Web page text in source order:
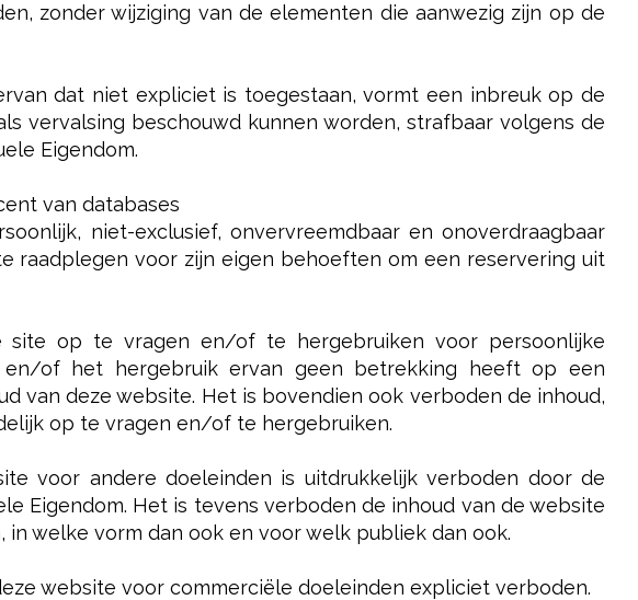
zonder wijziging van de elementen die aanwezig zijn op de
dat niet expliciet is toegestaan, vormt een inbreuk op de
vervalsing beschouwd kunnen worden, strafbaar volgens de
Eigendom.
van databases
niet-exclusief, onvervreemdbaar en onoverdraagbaar
raadplegen voor zijn eigen behoeften om een reservering uit
op te vragen en/of te hergebruiken voor persoonlijke
of het hergebruik ervan geen betrekking heeft op een
van deze website. Het is bovendien ook verboden de inhoud,
op te vragen en/of te hergebruiken.
voor andere doeleinden is uitdrukkelijk verboden door de
Eigendom. Het is tevens verboden de inhoud van de website
welke vorm dan ook en voor welk publiek dan ook.
website voor commerciële doeleinden expliciet verboden.